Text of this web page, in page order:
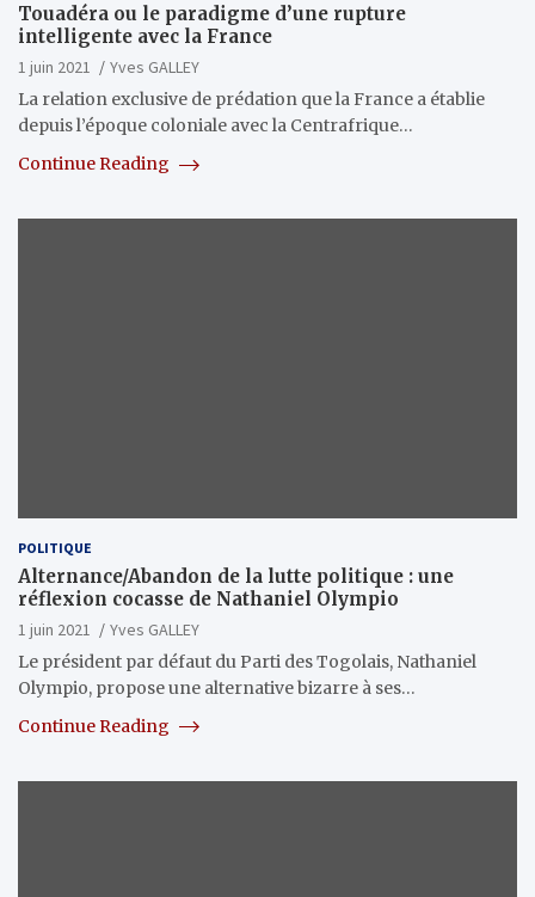
Touadéra ou le paradigme d’une rupture
intelligente avec la France
1 juin 2021
Yves GALLEY
La relation exclusive de prédation que la France a établie
depuis l’époque coloniale avec la Centrafrique…
Continue Reading
POLITIQUE
Alternance/Abandon de la lutte politique : une
réflexion cocasse de Nathaniel Olympio
1 juin 2021
Yves GALLEY
Le président par défaut du Parti des Togolais, Nathaniel
Olympio, propose une alternative bizarre à ses…
Continue Reading